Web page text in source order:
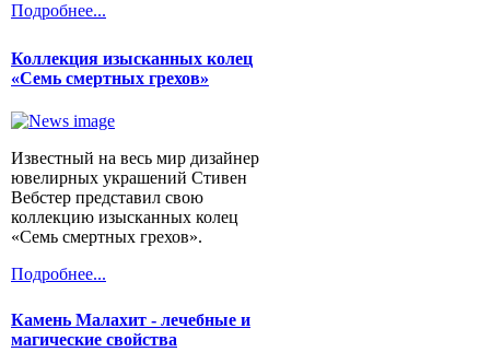
Подробнее...
Коллекция изысканных колец
«Семь смертных грехов»
Известный на весь мир дизайнер
ювелирных украшений Стивен
Вебстер представил свою
коллекцию изысканных колец
«Семь смертных грехов».
Подробнее...
Камень Малахит - лечебные и
магические свойства